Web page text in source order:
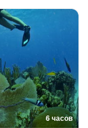
6 часов